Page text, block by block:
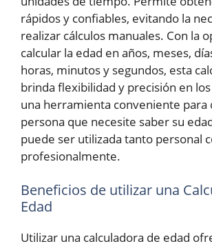
rápidos y confiables, evitando la
realizar cálculos manuales. Con la
calcular la edad en años, meses,
horas, minutos y segundos, esta
brinda flexibilidad y precisión en
una herramienta conveniente para
persona que necesite saber su
puede ser utilizada tanto personal
profesionalmente.
Beneficios de utilizar una
Edad
Utilizar una calculadora de edad